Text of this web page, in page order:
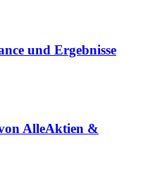
und Ergebnisse
AlleAktien &